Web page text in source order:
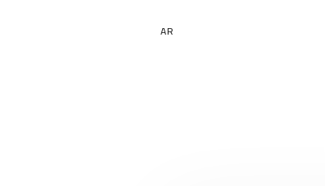
AR